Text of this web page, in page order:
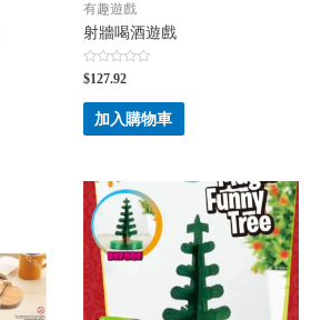
有趣遊戲
射牆喝酒遊戲
評
分
0
滿
分
5
$127.92
加入購物車